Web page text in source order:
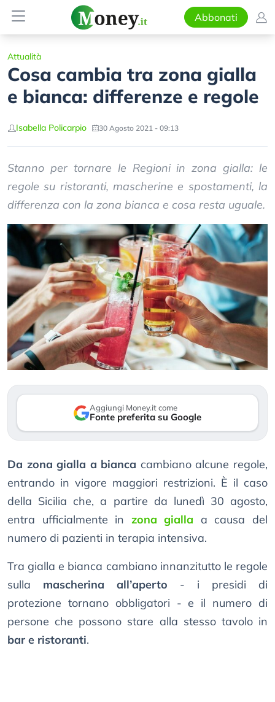
Abbonati
Attualità
Cosa cambia tra zona gialla
e bianca: differenze e regole
Isabella Policarpio 30 Agosto 2021 - 09:13
Stanno per tornare le Regioni in zona gialla: le
regole su ristoranti, mascherine e spostamenti, la
differenza con la zona bianca e cosa resta uguale.
Aggiungi Money.it come
Fonte preferita su Google
Da zona gialla a bianca cambiano alcune regole,
entrando in vigore maggiori restrizioni. È il caso
della Sicilia che, a partire da lunedì 30 agosto,
entra ufficialmente in zona gialla a causa del
numero di pazienti in terapia intensiva.
Tra gialla e bianca cambiano innanzitutto le regole
sulla mascherina all’aperto - i presidi di
protezione tornano obbligatori - e il numero di
persone che possono stare alla stesso tavolo in
bar e ristoranti.